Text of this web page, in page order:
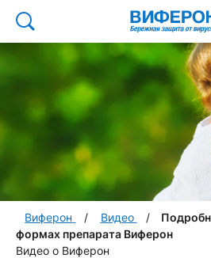
Видео о Виферон
Виферон Видео
формах препарата Виферон